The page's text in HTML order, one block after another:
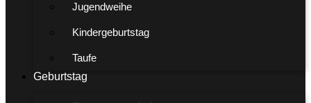
Jugendweihe
Kindergeburtstag
Taufe
Geburtstag